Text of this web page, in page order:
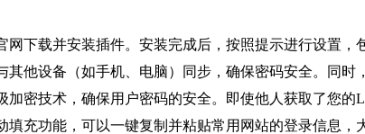
网下载并安装插件。安装完成后，按照提示进行设置，
其他设备（如手机、电脑）同步，确保密码安全。同
加密技术，确保用户密码的安全。即使他人获取了您的
填充功能，可以一键复制并粘贴常用网站的登录信息，